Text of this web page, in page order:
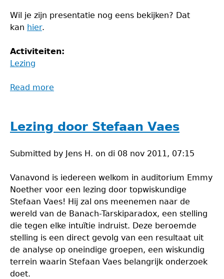
Wil je zijn presentatie nog eens bekijken? Dat
kan hier.
Activiteiten:
Lezing
Read more
Tarskiparadox
Lezing door Stefaan Vaes
Submitted by Jens H. on di 08 nov 2011, 07:15
Vanavond is iedereen welkom in auditorium Emmy
Noether voor een lezing door topwiskundige
Stefaan Vaes! Hij zal ons meenemen naar de
wereld van de Banach-Tarskiparadox, een stelling
die tegen elke intuïtie indruist. Deze beroemde
stelling is een direct gevolg van een resultaat uit
de analyse op oneindige groepen, een wiskundig
terrein waarin Stefaan Vaes belangrijk onderzoek
doet.